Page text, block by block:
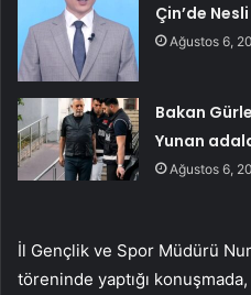
Çin’de
Ağustos 6,
Bakan
Yunan
Ağustos 6,
İl Gençlik ve Spor Müdürü
töreninde yaptığı